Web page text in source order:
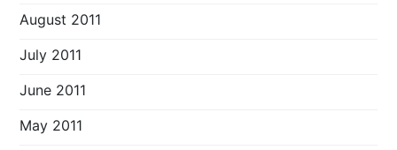
August 2011
July 2011
June 2011
May 2011